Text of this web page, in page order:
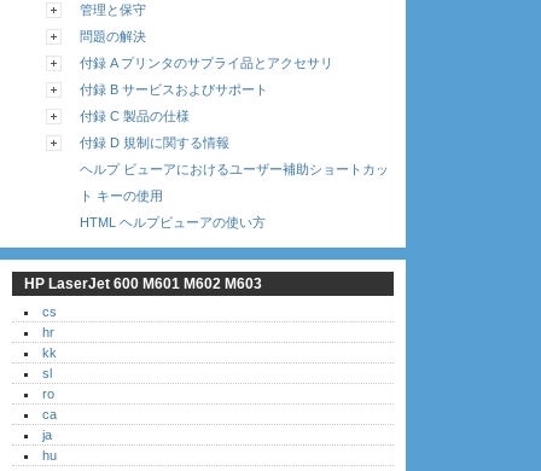
管理と保守
問題の解決
付録 A プリンタのサプライ品とアクセサリ
付録 B サービスおよびサポート
付録 C 製品の仕様
付録 D 規制に関する情報
ヘルプ ビューアにおけるユーザー補助ショートカッ
ト キーの使用
HTML ヘルプビューアの使い方
HP LaserJet 600 M601 M602 M603
cs
hr
kk
sl
ro
ca
ja
hu